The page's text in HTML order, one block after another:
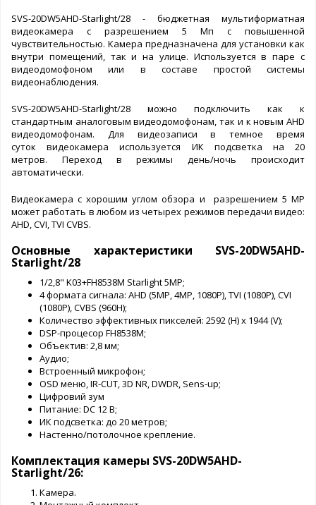
SVS-20DW5AHD-Starlight/28 - бюджетная мультиформатная
видеокамера с разрешением 5 Мп с повышенной
чувствительностью. Камера предназначена для установки как
внутри помещений, так и на улице. Используется в паре с
видеодомофоном или в составе простой системы
видеонаблюдения.
SVS-20DW5AHD-Starlight/28 можно подключить как к
стандартным аналоговым видеодомофонам, так и к новым AHD
видеодомофонам. Для видеозаписи в темное время
суток видеокамера используется ИК подсветка на 20
метров. Переход в режимы день/ночь происходит
автоматически.
Видеокамера с хорошим углом обзора и разрешением 5 MP
может работать в любом из четырех режимов передачи видео:
AHD, CVI, TVI CVBS.
Основные характеристики SVS-20DW5AHD-
Starlight/28
1/2,8" K03+FH8538M Starlight 5MP;
4 формата сигнала: AHD (5MP, 4MP, 1080P), TVI (1080P), CVI
(1080P), CVBS (960Н);
Количество эффективных пикселей: 2592 (H) x 1944 (V);
DSP-процесор FH8538M;
Объектив: 2,8 мм;
Аудио;
Встроенный микрофон;
OSD меню, IR-CUT, 3D NR, DWDR, Sens-up;
Цифровий зум
Питание: DC 12 В;
ИК подсветка: до 20 метров;
Настенно/потолочное крепление.
Комплектация камеры SVS-20DW5AHD-
Starlight/26:
Камера.